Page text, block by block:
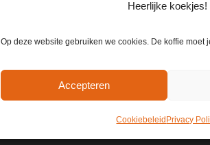
Heerlijke koekjes!
Op deze website gebruiken we cookies. De koffie moet
Accepteren
Cookiebeleid Privacy